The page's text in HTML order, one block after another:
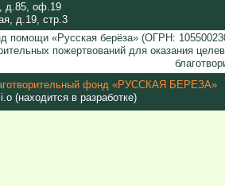
д.85, оф.19
д.19, стр.3
помощи «Русская берёза» (ОГРН:
пожертвований для оказания
фонд «РУССКАЯ БЕРЕЗА»
(находится в разработке)